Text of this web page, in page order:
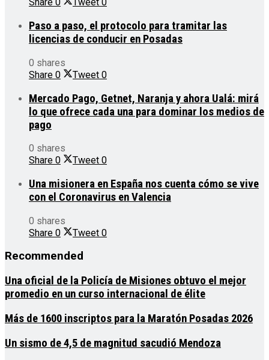
Share 0 Tweet 0
Paso a paso, el protocolo para tramitar las
licencias de conducir en Posadas
0 shares
Share 0 Tweet 0
Mercado Pago, Getnet, Naranja y ahora Ualá: mirá
lo que ofrece cada una para dominar los medios de
pago
0 shares
Share 0 Tweet 0
Una misionera en España nos cuenta cómo se vive
con el Coronavirus en Valencia
0 shares
Share 0 Tweet 0
Recommended
Una oficial de la Policía de Misiones obtuvo el mejor
promedio en un curso internacional de élite
Más de 1600 inscriptos para la Maratón Posadas 2026
Un sismo de 4,5 de magnitud sacudió Mendoza